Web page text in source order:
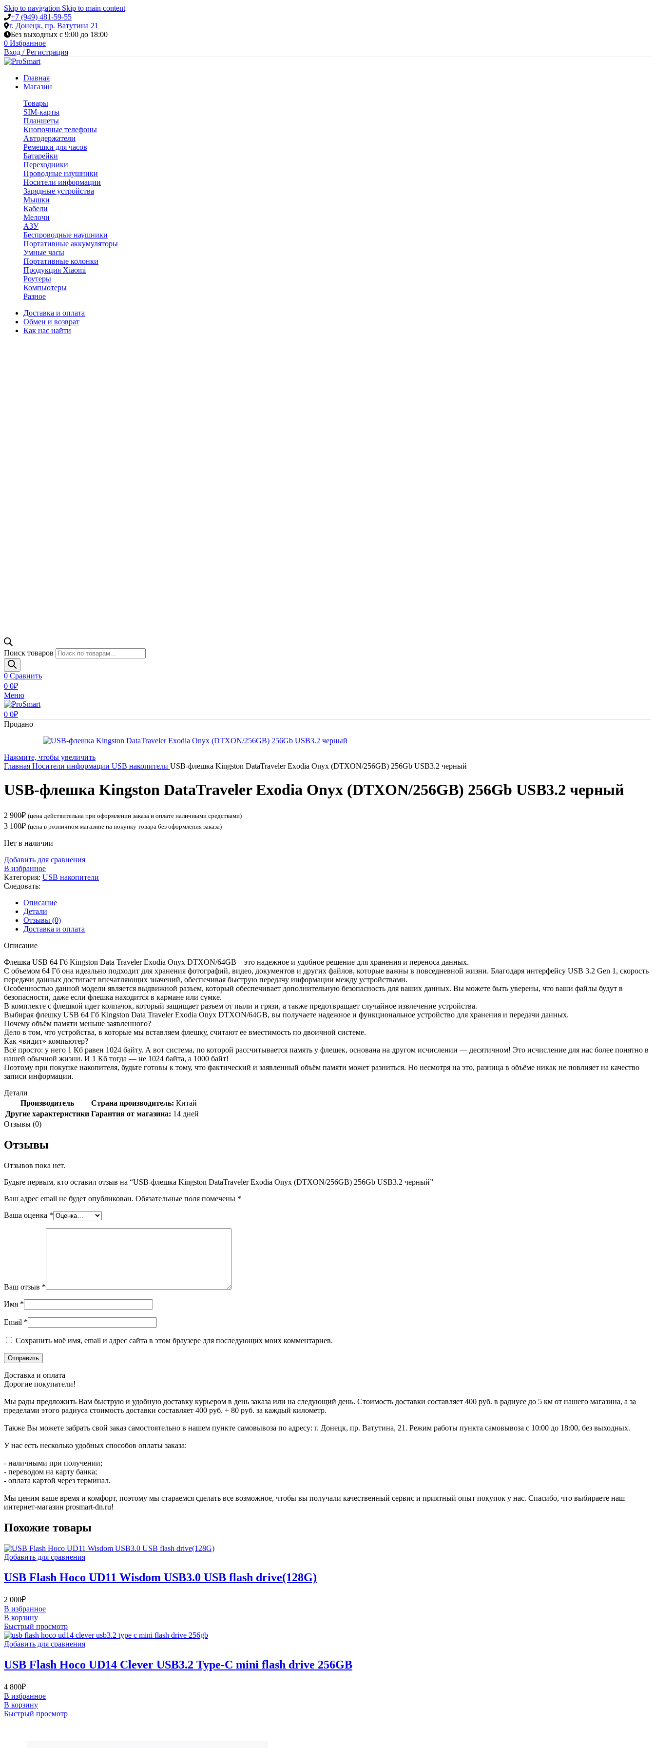
Skip to navigation Skip to main content
+7 (949) 481-59-55
г. Донецк, пр. Ватутина 21
Без выходных с 9:00 до 18:00
0 Избранное
Вход / Регистрация
Главная
Магазин
Товары
SIM-карты
Планшеты
Кнопочные телефоны
Автодержатели
Ремешки для часов
Батарейки
Переходники
Проводные наушники
Носители информации
Зарядные устройства
Мышки
Кабели
Мелочи
АЗУ
Беспроводные наушники
Портативные аккумуляторы
Умные часы
Портативные колонки
Продукция Xiaomi
Роутеры
Компьютеры
Разное
Доставка и оплата
Обмен и возврат
Как нас найти
Поиск товаров
0 Сравнить
0 0₽
Меню
0 0₽
Продано
Нажмите, чтобы увеличить
Главная Носители информации USB накопители USB-флешка Kingston DataTraveler Exodia Onyx (DTXON/256GB) 256Gb USB3.2 черный
USB-флешка Kingston DataTraveler Exodia Onyx (DTXON/256GB) 256Gb USB3.2 черный
2 900₽ (цена действительна при оформлении заказа и оплате наличными средствами)
3 100₽ (цена в розничном магазине на покупку товара без оформления заказа)
Нет в наличии
Добавить для сравнения
В избранное
Категория: USB накопители
Следовать:
Описание
Детали
Отзывы (0)
Доставка и оплата
Описание
Флешка USB 64 Гб Kingston Data Traveler Exodia Onyx DTXON/64GB – это надежное и удобное решение для хранения и переноса данных.
С объемом 64 Гб она идеально подходит для хранения фотографий, видео, документов и других файлов, которые важны в повседневной жизни. Благодаря интерфейсу USB 3.2 Gen 1, скорость
передачи данных достигает впечатляющих значений, обеспечивая быструю передачу информации между устройствами.
Особенностью данной модели является выдвижной разъем, который обеспечивает дополнительную безопасность для ваших данных. Вы можете быть уверены, что ваши файлы будут в
безопасности, даже если флешка находится в кармане или сумке.
В комплекте с флешкой идет колпачок, который защищает разъем от пыли и грязи, а также предотвращает случайное извлечение устройства.
Выбирая флешку USB 64 Гб Kingston Data Traveler Exodia Onyx DTXON/64GB, вы получаете надежное и функциональное устройство для хранения и передачи данных.
Почему объём памяти меньше заявленного?
Дело в том, что устройства, в которые мы вставляем флешку, считают ее вместимость по двоичной системе.
Как «видит» компьютер?
Всё просто: у него 1 Кб равен 1024 байту. А вот система, по которой рассчитывается память у флешек, основана на другом исчислении — десятичном! Это исчисление для нас более понятно в
нашей обычной жизни. И 1 Кб тогда — не 1024 байта, а 1000 байт!
Поэтому при покупке накопителя, будьте готовы к тому, что фактический и заявленный объём памяти может разниться. Но несмотря на это, разница в объёме никак не повлияет на качество
записи информации.
Детали
Производитель
Страна производитель: Китай
Другие характеристики Гарантия от магазина: 14 дней
Отзывы (0)
Отзывы
Отзывов пока нет.
Будьте первым, кто оставил отзыв на “USB-флешка Kingston DataTraveler Exodia Onyx (DTXON/256GB) 256Gb USB3.2 черный”
Ваш адрес email не будет опубликован. Обязательные поля помечены *
Ваша оценка *
Ваш отзыв *
Имя *
Email *
Сохранить моё имя, email и адрес сайта в этом браузере для последующих моих комментариев.
Доставка и оплата
Дорогие покупатели!
Мы рады предложить Вам быструю и удобную доставку курьером в день заказа или на следующий день. Стоимость доставки составляет 400 руб. в радиусе до 5 км от нашего магазина, а за
пределами этого радиуса стоимость доставки составляет 400 руб. + 80 руб. за каждый километр.
Также Вы можете забрать свой заказ самостоятельно в нашем пункте самовывоза по адресу: г. Донецк, пр. Ватутина, 21. Режим работы пункта самовывоза с 10:00 до 18:00, без выходных.
У нас есть несколько удобных способов оплаты заказа:
- наличными при получении;
- переводом на карту банка;
- оплата картой через терминал.
Мы ценим ваше время и комфорт, поэтому мы стараемся сделать все возможное, чтобы вы получали качественный сервис и приятный опыт покупок у нас. Спасибо, что выбираете наш
интернет-магазин prosmart-dn.ru!
Похожие товары
Добавить для сравнения
USB Flash Hoco UD11 Wisdom USB3.0 USB flash drive(128G)
2 000₽
В избранное
В корзину
Быстрый просмотр
Добавить для сравнения
USB Flash Hoco UD14 Clever USB3.2 Type-C mini flash drive 256GB
4 800₽
В избранное
В корзину
Быстрый просмотр